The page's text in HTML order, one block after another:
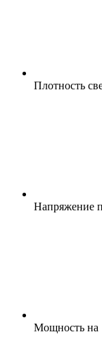
Плотность
Напряжение
Мощность на